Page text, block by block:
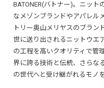
BATONER(バトナー)。ニット
なメゾンブランドやアパレル
トリー奥山メリヤスのブラン
世に送り出されるニットウエ
の工程を高いクオリティで管
界に誇る技術と伝統、さらな
の世代へと受け継がれるモノ